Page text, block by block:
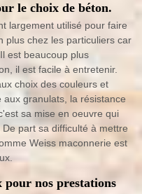
le choix de béton.
largement utilisé pour faire
plus chez les particuliers car
est beaucoup plus
il est facile à entretenir.
choix des couleurs et
granulats, la résistance
sa mise en oeuvre qui
part sa difficulté à mettre
Weiss maconnerie est
nos prestations